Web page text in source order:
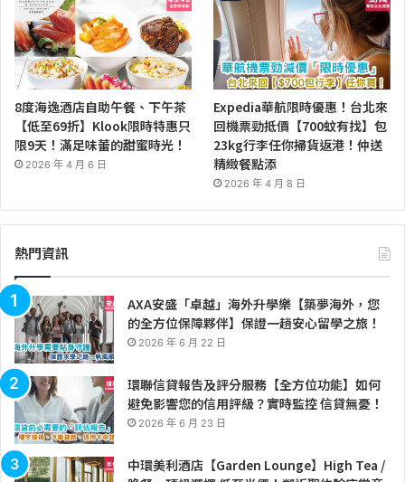
8度海逸酒店自助午餐、下午茶
【低至69折】Klook限時特惠只
限9天！滿足味蕾的甜蜜時光！
2026 年 4 月 6 日
Expedia華航限時優惠！台北來
回機票勁抵價【700蚊有找】包
23kg行李任你掃貨返港！仲送
精緻餐點添
2026 年 4 月 8 日
熱門資訊
AXA安盛「卓越」海外升學樂【築夢海外，您
的全方位保障夥伴】保證一趟安心留學之旅！
2026 年 6 月 22 日
環聯信貸報告及評分服務【全方位功能】如何
避免影響您的信用評級？實時監控 信貸無憂！
2026 年 6 月 23 日
中環美利酒店【Garden Lounge】High Tea /